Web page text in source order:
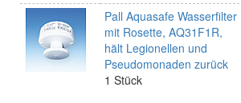
Pall Aquasafe Wasserfilter
mit Rosette, AQ31F1R,
hält Legionellen und
Pseudomonaden zurück
1 Stück